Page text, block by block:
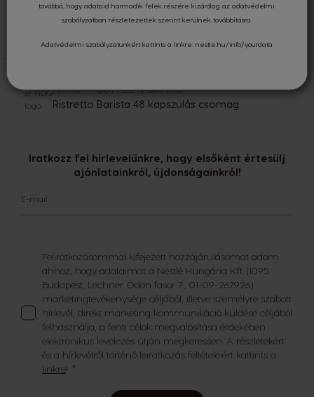
továbbá, hogy adataid harmadik felek részére kizárólag azadatvédelmi
szabályzatban részletezettek szerint kerülnek továbbításra.
Adatvédelmi szabályzatunkért kattints a linkre:nestle.hu/info/yourdata
KÉRDÉSED VAN?FORDULJ HOZZÁNK!
Iratkozz fel hírlevelünkre, hogy elsőként értesülj
ajánlatainkról, újdonságainkról!
E-mail
Feliratkozásommal kifejezett hozzájárulásomat adom
ahhoz, hogy adataimat a Nestlé Hungária Kft. (1095
Budapest, Lechner Ödön fasor 7., 01-09-267926)
marketingtevékenysége céljából, illetve személyre szabott
hírlevél, direkt marketing kommunikáció küldése céljából
felhasználja, a fenti célok megvalósítása érdekében
elektronikus levelezés útján megkeressen. A részletekért
és a hírlevélről történő leiratkozás feltételeiért kattints a
linkre!
Home
COFFEE & DRINKS
Ristretto Barista 48 kapszulás csomag